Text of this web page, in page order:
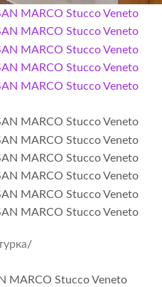
MARCO Stucco Veneto